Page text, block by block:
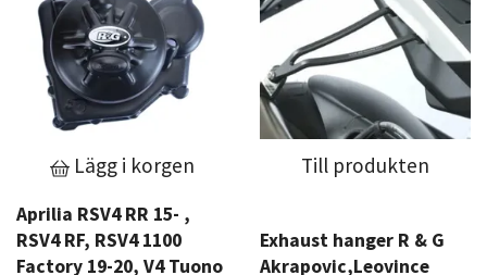
Lägg i korgen
Aprilia RSV4 RR 15- ,
RSV4 RF, RSV4 1100
Factory 19-20, V4 Tuono
Till produkten
Exhaust hanger R & G
Akrapovic,Leovince